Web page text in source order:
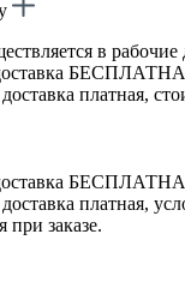
в
платная,
платная,
при заказе.